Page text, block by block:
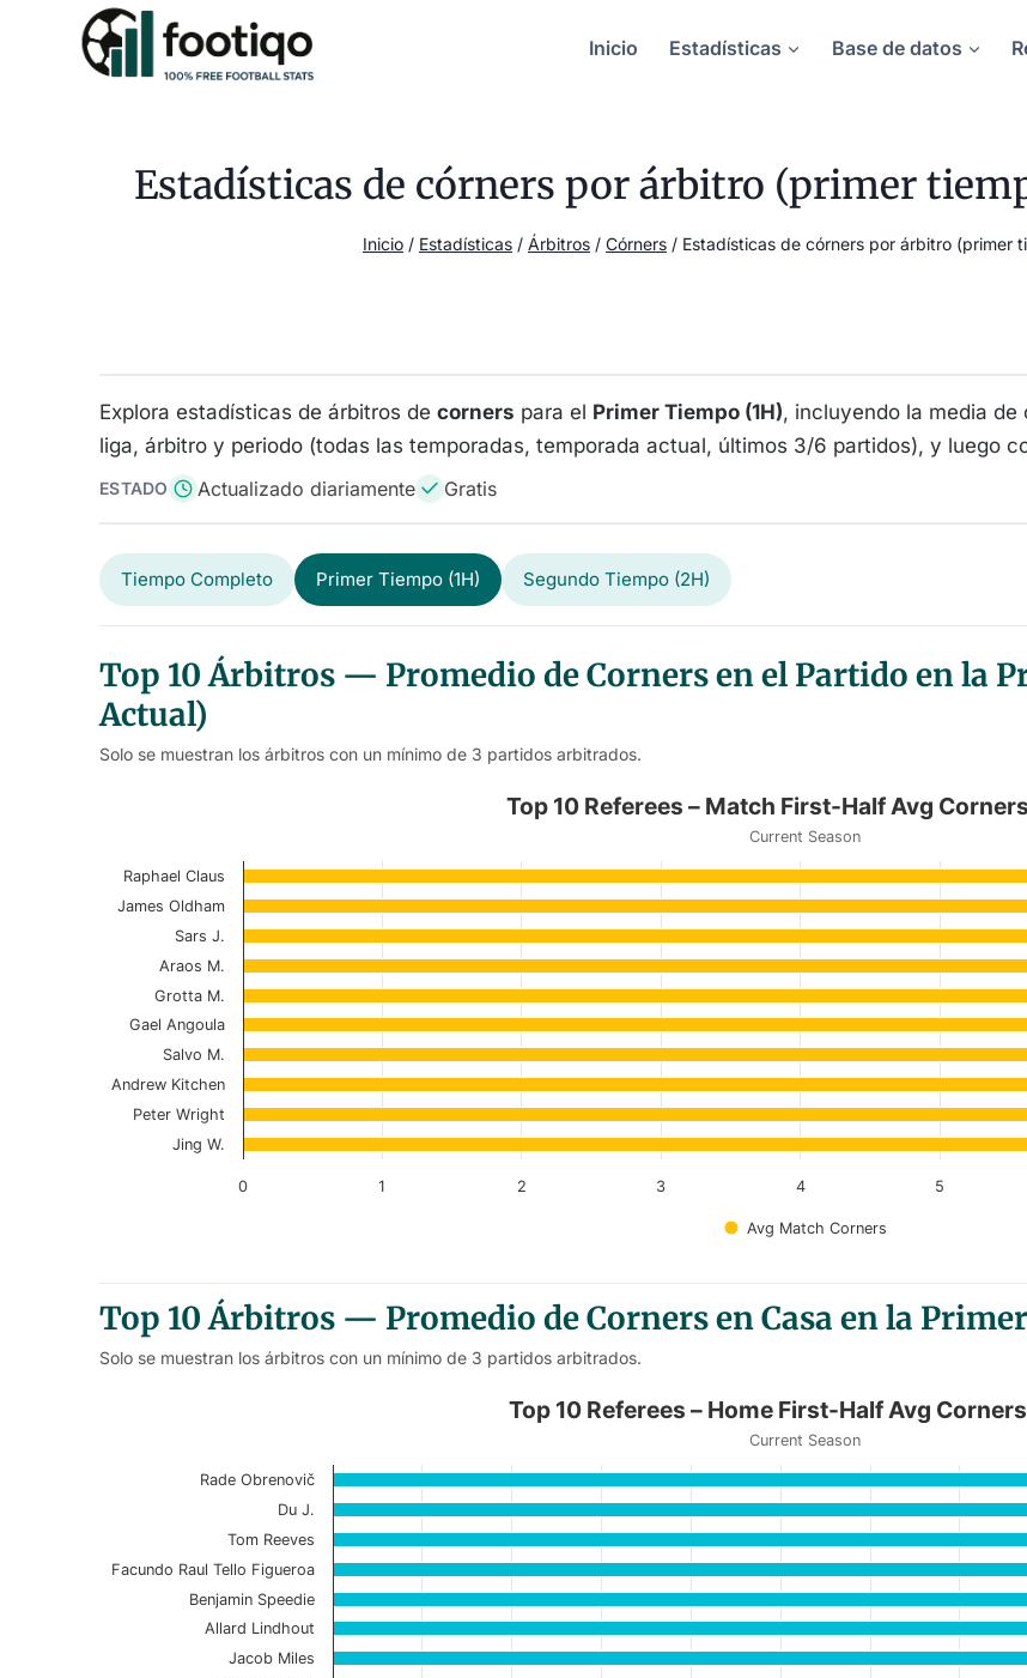
Inicio Estadísticas Base de datos
Estadísticas de córners por árbitro (primer
Inicio / Estadísticas / Árbitros / Córners / Estadísticas de córners por árbitro (primer
Explora estadísticas de árbitros de corners para el Primer Tiempo (1H), incluyendo la media de
liga, árbitro y periodo (todas las temporadas, temporada actual, últimos 3/6 partidos), y luego
ESTADO Actualizado diariamente Gratis
Tiempo Completo Primer Tiempo (1H) Segundo Tiempo (2H)
Top 10 Árbitros — Promedio de Corners en el Partido en la
Actual)
Solo se muestran los árbitros con un mínimo de 3 partidos arbitrados.
Top 10 Referees – Match First-Half Avg Corners Taken
Current Season
View as data table, Top 10 Referees – Match First-Half Avg Corners Taken
The chart has 1 X axis displaying categories.
The chart has 1 Y axis displaying values. Data ranges from 6.67 to 8.
Top 10 Referees – Match First-Half Avg
Current Season
Avg Match Corners
0 1 2 3 4 5
Raphael Claus
James Oldham
Sars J.
Araos M.
Grotta M.
Gael Angoula
Salvo M.
Andrew Kitchen
Peter Wright
Jing W.
Top 10 Árbitros — Promedio de Corners en Casa en la
Solo se muestran los árbitros con un mínimo de 3 partidos arbitrados.
Top 10 Referees – Home First-Half Avg Corners Taken
Current Season
View as data table, Top 10 Referees – Home First-Half Avg Corners Taken
The chart has 1 X axis displaying categories.
The chart has 1 Y axis displaying values. Data ranges from 4.75 to 6.
Top 10 Referees – Home First-Half Avg
Current Season
Rade Obrenovič
Du J.
Tom Reeves
Facundo Raul Tello Figueroa
Benjamin Speedie
Allard Lindhout
Jacob Miles